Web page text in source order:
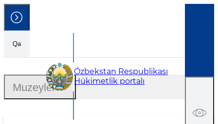
Qa
Ózbekstan Respublikası
Húkimetlik portalı
Muzeyler
Muzeyler